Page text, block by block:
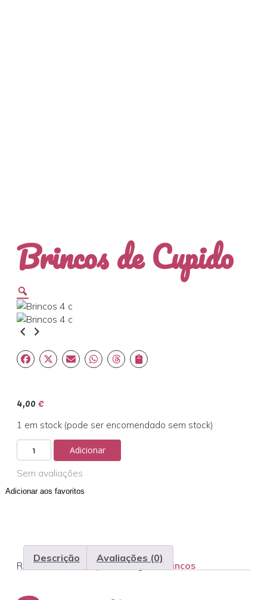
Brincos de Cupido
4,00€
1 em stock (pode ser encomendado sem stock)
Quantidade
de
Brincos
de
Adicionar
Sem avaliações
Adicionar aos favoritos
REF:brincos-de-cupido Categoria:Brincos
Descrição Avaliações (0)